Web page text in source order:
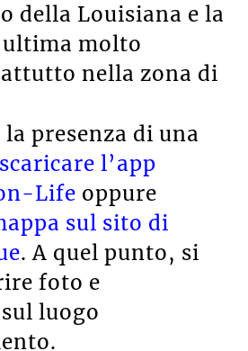
della Louisiana e la
molto
nella zona di
presenza di una
scaricare l’app
Life oppure
sul sito di
. A quel punto, si
foto e
luogo